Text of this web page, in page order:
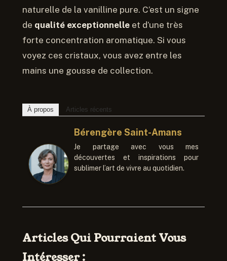
naturelle de la vanilline pure. C’est un signe
de qualité exceptionnelle et d’une très
forte concentration aromatique. Si vous
voyez ces cristaux, vous avez entre les
mains une gousse de collection.
À propos Articles récents
Bérengère Saint-Amans
Je partage avec vous mes
découvertes et inspirations pour
sublimer l’art de vivre au quotidien.
Articles Qui Pourraient Vous
Intéresser :